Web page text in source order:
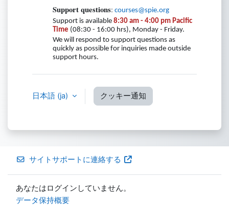
Support questions: courses@spie.org
Support is available 8:30 am - 4:00 pm Pacific
Time (08:30 - 16:00 hrs), Monday - Friday.
We will respond to support questions as
quickly as possible for inquiries made outside
support hours.
日本語 ‎(ja)‎ クッキー通知
サイトサポートに連絡する
あなたはログインしていません。
データ保持概要